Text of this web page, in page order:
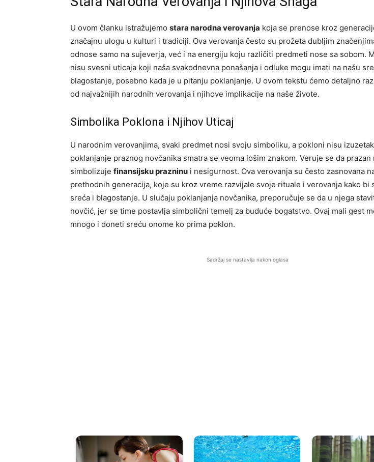
U ovom članku istražujemo stara narodna verovanja koja se prenose kroz
značajnu ulogu u kulturi i tradiciji. Ova verovanja često su prožeta dubljim
odnose samo na sujeverja, već i na energiju koju različiti predmeti nose sa sobom.
nisu svesni uticaja koji naša svakodnevna ponašanja i odluke mogu imati na našu
blagostanje, posebno kada je u pitanju poklanjanje. U ovom tekstu ćemo detaljno
od najvažnijih narodnih verovanja i njihove implikacije na naše živote.
Simbolika Poklona i Njihov Uticaj
U narodnim verovanjima, svaki predmet nosi svoju simboliku, a pokloni nisu
poklanjanje praznog novčanika smatra se veoma lošim znakom. Veruje se da prazan
simbolizuje finansijsku prazninu i nesigurnost. Ova verovanja su često zasnovana
prethodnih generacija, koje su kroz vreme razvijale svoje rituale i verovanja kako bi
sreća i blagostanje. U slučaju poklanjanja novčanika, preporučuje se da u njega
novčić, jer se time postavlja simbolični temelj za buduće bogatstvo. Ovaj mali gest
mnogo i doneti sreću onome ko prima poklon.
Sadržaj se nastavlja nakon oglasa